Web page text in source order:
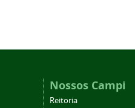
Nossos Campi
Reitoria